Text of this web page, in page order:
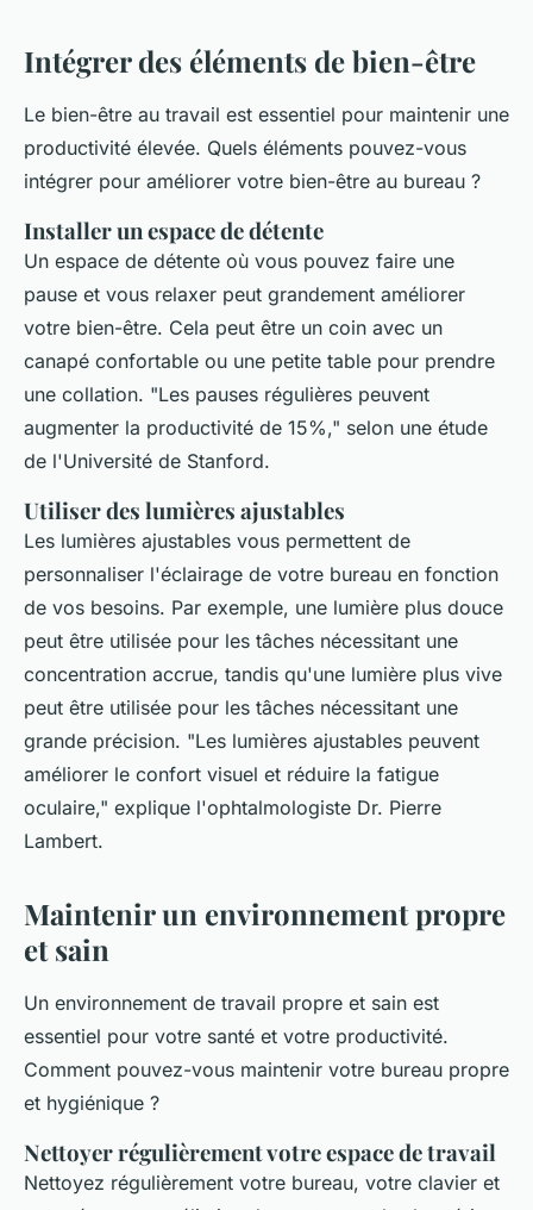
Intégrer des éléments de bien-être
Le bien-être au travail est essentiel pour maintenir une
productivité élevée. Quels éléments pouvez-vous
intégrer pour améliorer votre bien-être au bureau ?
Installer un espace de détente
Un espace de détente où vous pouvez faire une
pause et vous relaxer peut grandement améliorer
votre bien-être. Cela peut être un coin avec un
canapé confortable ou une petite table pour prendre
une collation. "Les pauses régulières peuvent
augmenter la productivité de 15%," selon une étude
de l'Université de Stanford.
Utiliser des lumières ajustables
Les lumières ajustables vous permettent de
personnaliser l'éclairage de votre bureau en fonction
de vos besoins. Par exemple, une lumière plus douce
peut être utilisée pour les tâches nécessitant une
concentration accrue, tandis qu'une lumière plus vive
peut être utilisée pour les tâches nécessitant une
grande précision. "Les lumières ajustables peuvent
améliorer le confort visuel et réduire la fatigue
oculaire," explique l'ophtalmologiste Dr. Pierre
Lambert.
Maintenir un environnement propre
et sain
Un environnement de travail propre et sain est
essentiel pour votre santé et votre productivité.
Comment pouvez-vous maintenir votre bureau propre
et hygiénique ?
Nettoyer régulièrement votre espace de travail
Nettoyez régulièrement votre bureau, votre clavier et